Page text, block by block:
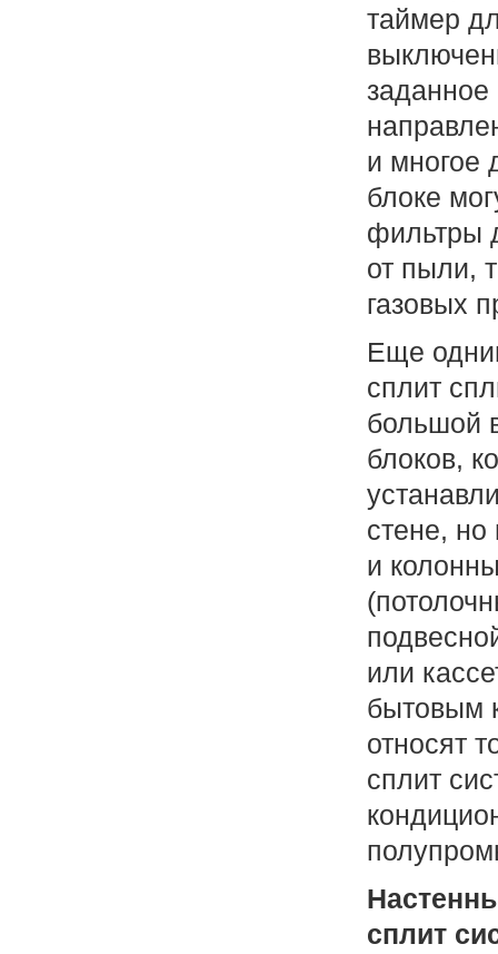
таймер
заданное
и многое
блоке
фильтры
от пыли,
газовых
Еще
сплит
большой
блоков,
стене,
и
или
бытовым
относят
сплит
сплит